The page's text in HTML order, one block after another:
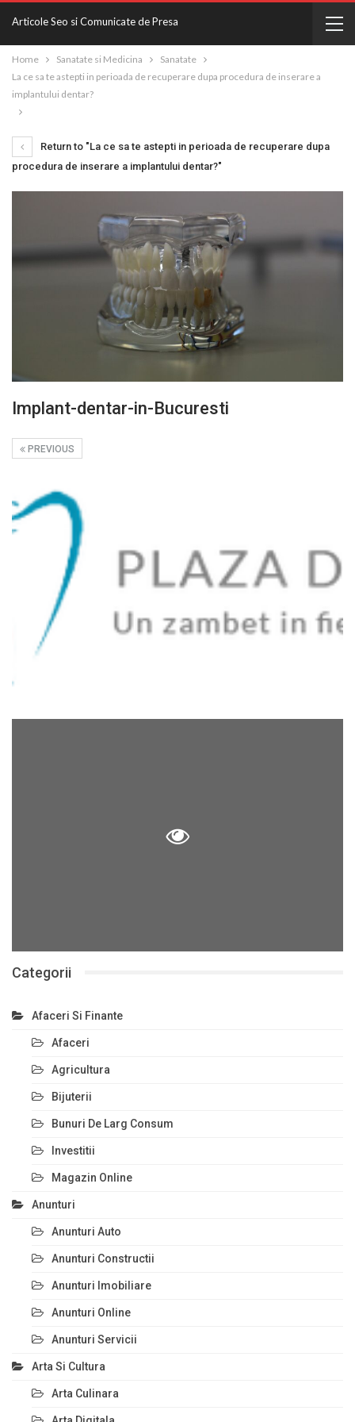
Articole Seo si Comunicate de Presa
Home Sanatate si Medicina
Sanatate
La ce sa te astepti in perioada de recuperare dupa procedura de inserare a
implantului dentar?
Return to "La ce sa te astepti in perioada de recuperare dupa
procedura de inserare a implantului dentar?"
Implant-dentar-in-Bucuresti
PREVIOUS
Categorii
Afaceri Si Finante
Afaceri
Agricultura
Bijuterii
Bunuri De Larg Consum
Investitii
Magazin Online
Anunturi
Anunturi Auto
Anunturi Constructii
Anunturi Imobiliare
Anunturi Online
Anunturi Servicii
Arta Si Cultura
Arta Culinara